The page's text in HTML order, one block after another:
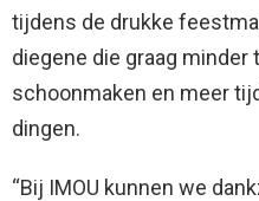
tijdens de drukke
diegene die graag minder
schoonmaken en meer
dingen.
“Bij IMOU kunnen we